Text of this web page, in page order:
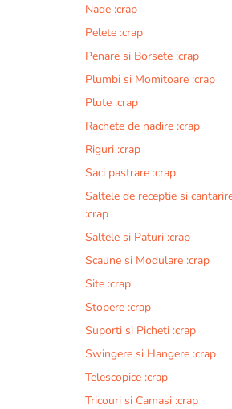
Nade :crap
Pelete :crap
Penare si Borsete :crap
Plumbi si Momitoare :crap
Plute :crap
Rachete de nadire :crap
Riguri :crap
Saci pastrare :crap
Saltele de receptie si
:crap
Saltele si Paturi :crap
Scaune si Modulare :crap
Site :crap
Stopere :crap
Suporti si Picheti :crap
Swingere si Hangere :crap
Telescopice :crap
Tricouri si Camasi :crap